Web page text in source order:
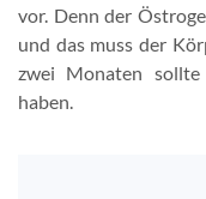
vor. Denn der
und das muss der
zwei Monaten
haben.